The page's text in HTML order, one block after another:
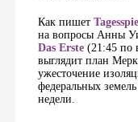
Как пишет
на вопросы Анны
Das Erste(21:45 по
выглядит план
ужесточение
федеральных
недели.